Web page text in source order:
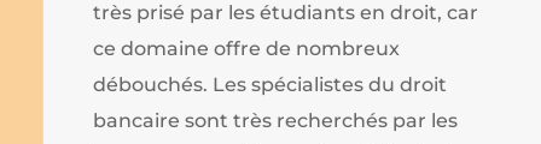
très prisé par les étudiants en droit, car
ce domaine offre de nombreux
débouchés. Les spécialistes du droit
bancaire sont très recherchés par les